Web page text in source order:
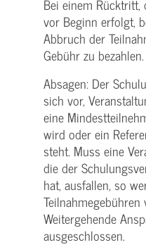
Bei einem
vor Beginn erfolgt,
Abbruch der
Gebühr zu bezahlen.
Absagen: Der
sich vor,
eine
wird oder ein
steht. Muss eine
die der
hat, ausfallen, so
Weitergehende
ausgeschlossen.